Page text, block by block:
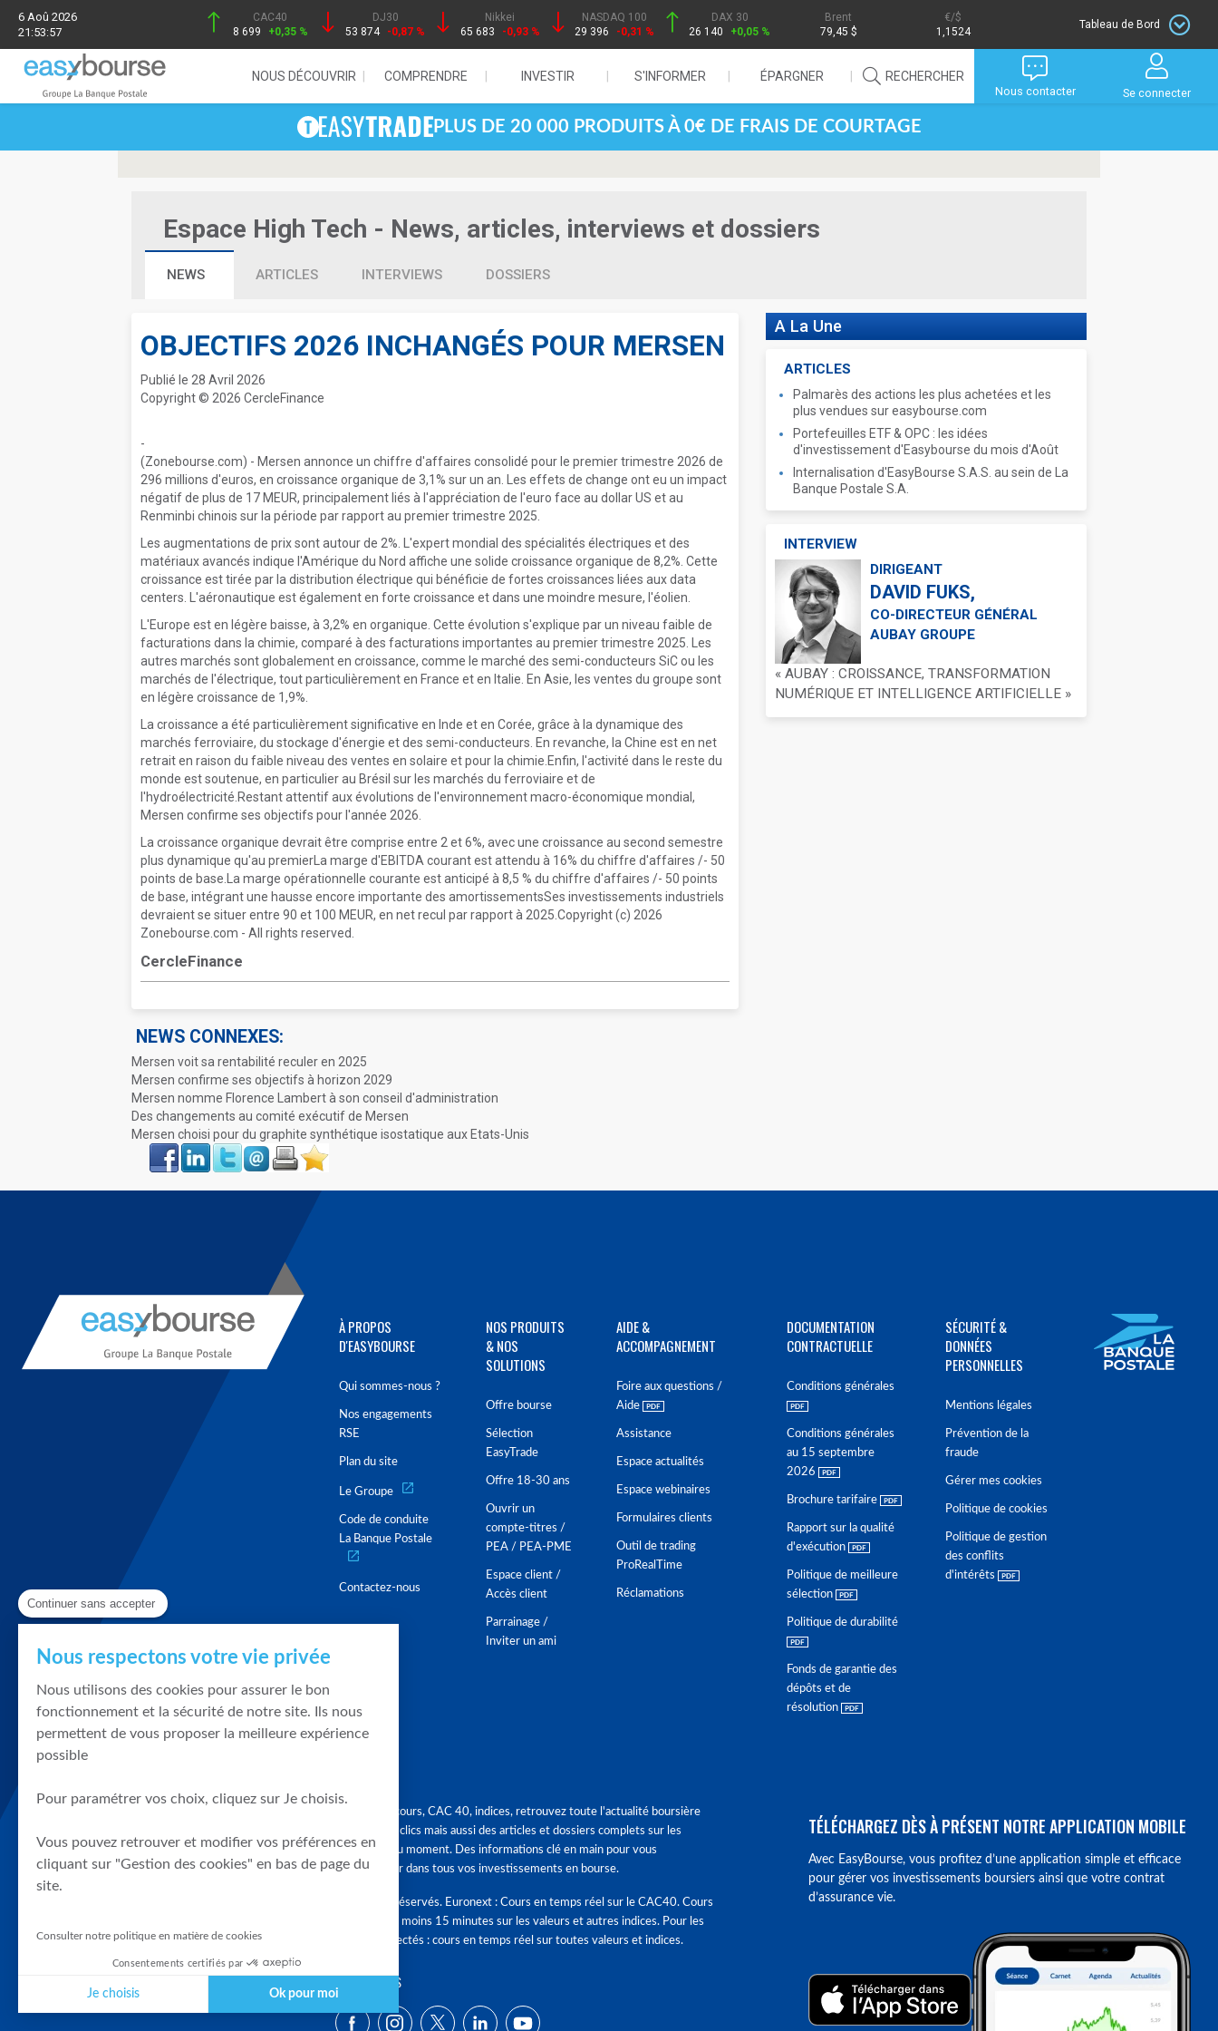
6 Aoû 2026
21:53:57
CAC40
8 699
+0,35 %
DJ30
53 874 -0,87 %
Nikkei
65 683
-0,93 %
NASDAQ 100
29 396
-0,31 %
DAX 30
26 140
+0,05 %
Brent
79,45 $
/$
1,1524
Tableau de Bord
NOUS DÉCOUVRIR COMPRENDRE INVESTIR S'INFORMER ÉPARGNER RECHERCHER
Nous contacter Se connecter
PLUS DE 20 000 PRODUITS À 0€ DE FRAIS DE COURTAGE
Espace High Tech - News, articles, interviews et dossiers
NEWS ARTICLES INTERVIEWS DOSSIERS
OBJECTIFS 2026 INCHANGÉS POUR MERSEN
Publié le 28 Avril 2026
Copyright © 2026 CercleFinance
-
(Zonebourse.com) - Mersen annonce un chiffre d'affaires consolidé pour le premier trimestre 2026 de
296 millions d'euros, en croissance organique de 3,1% sur un an. Les effets de change ont eu un impact
négatif de plus de 17 MEUR, principalement liés à l'appréciation de l'euro face au dollar US et au
Renminbi chinois sur la période par rapport au premier trimestre 2025.
Les augmentations de prix sont autour de 2%. L'expert mondial des spécialités électriques et des
matériaux avancés indique l'Amérique du Nord affiche une solide croissance organique de 8,2%. Cette
croissance est tirée par la distribution électrique qui bénéficie de fortes croissances liées aux data
centers. L'aéronautique est également en forte croissance et dans une moindre mesure, l'éolien.
L'Europe est en légère baisse, à 3,2% en organique. Cette évolution s'explique par un niveau faible de
facturations dans la chimie, comparé à des facturations importantes au premier trimestre 2025. Les
autres marchés sont globalement en croissance, comme le marché des semi-conducteurs SiC ou les
marchés de l'électrique, tout particulièrement en France et en Italie. En Asie, les ventes du groupe sont
en légère croissance de 1,9%.
La croissance a été particulièrement significative en Inde et en Corée, grâce à la dynamique des
marchés ferroviaire, du stockage d'énergie et des semi-conducteurs. En revanche, la Chine est en net
retrait en raison du faible niveau des ventes en solaire et pour la chimie.Enfin, l'activité dans le reste du
monde est soutenue, en particulier au Brésil sur les marchés du ferroviaire et de
l'hydroélectricité.Restant attentif aux évolutions de l'environnement macro-économique mondial,
Mersen confirme ses objectifs pour l'année 2026.
La croissance organique devrait être comprise entre 2 et 6%, avec une croissance au second semestre
plus dynamique qu'au premierLa marge d'EBITDA courant est attendu à 16% du chiffre d'affaires /- 50
points de base.La marge opérationnelle courante est anticipé à 8,5 % du chiffre d'affaires /- 50 points
de base, intégrant une hausse encore importante des amortissementsSes investissements industriels
devraient se situer entre 90 et 100 MEUR, en net recul par rapport à 2025.Copyright (c) 2026
Zonebourse.com - All rights reserved.
CercleFinance
NEWS CONNEXES:
Mersen voit sa rentabilité reculer en 2025
Mersen confirme ses objectifs à horizon 2029
Mersen nomme Florence Lambert à son conseil d'administration
Des changements au comité exécutif de Mersen
Mersen choisi pour du graphite synthétique isostatique aux Etats-Unis
Face
book
LinkIn Twitter Envoyer ImprimerFavoris
A La Une
ARTICLES
Palmarès des actions les plus achetées et les
plus vendues sur easybourse.com
Portefeuilles ETF & OPC : les idées
d'investissement d'Easybourse du mois d'Août
Internalisation d'EasyBourse S.A.S. au sein de La
Banque Postale S.A.
INTERVIEW
DIRIGEANT
DAVID FUKS,
CO-DIRECTEUR GÉNÉRAL
AUBAY GROUPE
« AUBAY : CROISSANCE, TRANSFORMATION
NUMÉRIQUE ET INTELLIGENCE ARTIFICIELLE »
À PROPOS
D'EASYBOURSE
Qui sommes-nous ?
Nos engagements
RSE
Plan du site
Le Groupe
Code de conduite
La Banque Postale
Contactez-nous
NOS PRODUITS
& NOS
SOLUTIONS
Offre bourse
Sélection
EasyTrade
Offre 18-30 ans
Ouvrir un
compte-titres /
PEA / PEA-PME
Espace client /
Accès client
Parrainage /
Inviter un ami
AIDE &
ACCOMPAGNEMENT
Foire aux questions /
Aide
Assistance
Espace actualités
Espace webinaires
Formulaires clients
Outil de trading
ProRealTime
Réclamations
DOCUMENTATION
CONTRACTUELLE
Conditions générales
Conditions générales
au 15 septembre
2026
Brochure tarifaire
Rapport sur la qualité
d'exécution
Politique de meilleure
sélection
Politique de durabilité
Fonds de garantie des
dépôts et de
résolution
SÉCURITÉ &
DONNÉES
PERSONNELLES
Mentions légales
Prévention de la
fraude
Gérer mes cookies
Politique de cookies
Politique de gestion
des conflits
d'intérêts
Graphique, cours, CAC 40, indices, retrouvez toute l'actualité boursière
en quelques clics mais aussi des articles et dossiers complets sur les
tendances du moment. Des informations clé en main pour vous
accompagner dans tous vos investissements en bourse.
Tous droits réservés. Euronext : Cours en temps réel sur le CAC40. Cours
différés d'au moins 15 minutes sur les valeurs et autres indices. Pour les
clients connectés : cours en temps réel sur toutes valeurs et indices.
SUIVEZ-NOUS
TÉLÉCHARGEZ DÈS À PRÉSENT NOTRE APPLICATION MOBILE
Avec EasyBourse, vous profitez d’une application simple et efficace
pour gérer vos investissements boursiers ainsi que votre contrat
d’assurance vie.
Continuer sans accepter
Nous respectons votre vie privée
Nous utilisons des cookies pour assurer le bon
fonctionnement et la sécurité de notre site. Ils nous
permettent de vous proposer la meilleure expérience
possible
Pour paramétrer vos choix, cliquez sur Je choisis.
Vous pouvez retrouver et modifier vos préférences en
cliquant sur "Gestion des cookies" en bas de page du
site.
Consulter notre politique en matière de cookies
Consentements certifiés par
Je choisis Ok pour moi
Plateforme de Gestion du Consentement : Personnalisez vos Options